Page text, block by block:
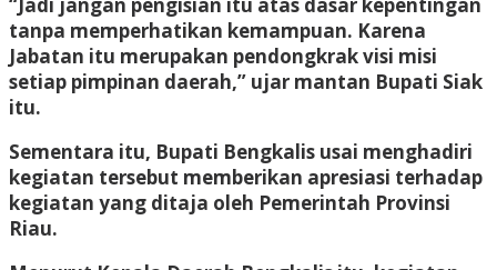
tanpa memperhatikan kemampuan. Karena
Jabatan itu merupakan pendongkrak visi misi
setiap pimpinan daerah,” ujar mantan Bupati Siak
itu.
Sementara itu, Bupati Bengkalis usai menghadiri
kegiatan tersebut memberikan apresiasi terhadap
kegiatan yang ditaja oleh Pemerintah Provinsi
Riau.